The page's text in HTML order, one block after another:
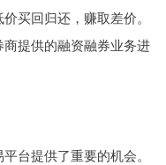
买回归还，赚取差价。
提供的融资融券业务进
台提供了重要的机会。